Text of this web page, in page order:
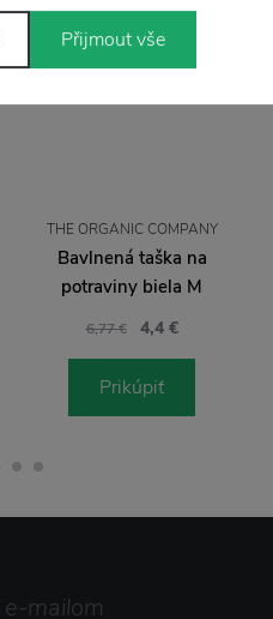
−35 %
THE ORGANIC COMPANY
Bavlnená taška na
potraviny biela M
6,77 € 4,4 €
Prikúpiť
e-mailom
Přijmout vše